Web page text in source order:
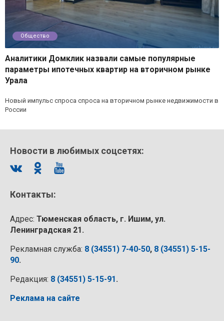
Общество
Аналитики Домклик назвали самые популярные
параметры ипотечных квартир на вторичном рынке
Урала
Новый импульс спроса спроса на вторичном рынке недвижимости в
России
Новости в любимых соцсетях:
Контакты:
Адрес: Тюменская область, г. Ишим, ул.
Ленинградская 21.
Рекламная служба: 8 (34551) 7-40-50, 8 (34551) 5-15-
90.
Редакция: 8 (34551) 5-15-91.
Реклама на сайте